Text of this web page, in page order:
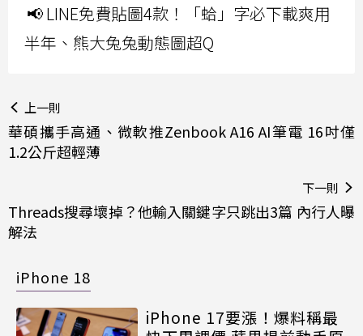
📢 LINE免費貼圖4款！「蛤」字必下載爽用
半年、熊大兔兔動態圖超Q
上一則
華碩攜手高通、微軟推Zenbook A16 AI筆電 16吋僅
1.2公斤超輕薄
下一則
Threads搜尋壞掉？他輸入關鍵字只跳出3篇 內行人曝
解法
iPhone 18
iPhone 17要漲！爆料稱最